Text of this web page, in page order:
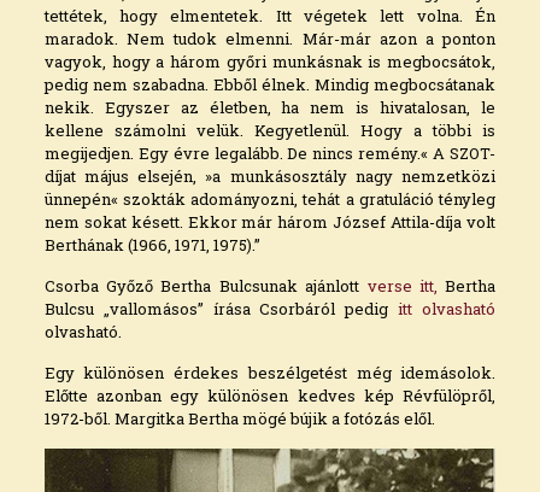
tettétek, hogy elmentetek. Itt végetek lett volna. Én
maradok. Nem tudok elmenni. Már-már azon a ponton
vagyok, hogy a három győri munkásnak is megbocsátok,
pedig nem szabadna. Ebből élnek. Mindig megbocsátanak
nekik. Egyszer az életben, ha nem is hivatalosan, le
kellene számolni velük. Kegyetlenül. Hogy a többi is
megijedjen. Egy évre legalább. De nincs remény.« A SZOT-
díjat május elsején, »a munkásosztály nagy nemzetközi
ünnepén« szokták adományozni, tehát a gratuláció tényleg
nem sokat késett. Ekkor már három József Attila-díja volt
Berthának (1966, 1971, 1975).”
Csorba Győző Bertha Bulcsunak ajánlott verse itt, Bertha
Bulcsu „vallomásos” írása Csorbáról pedigitt olvasható
olvasható.
Egy különösen érdekes beszélgetést még idemásolok.
Előtte azonban egy különösen kedves kép Révfülöpről,
1972-ből. Margitka Bertha mögé bújik a fotózás elől.